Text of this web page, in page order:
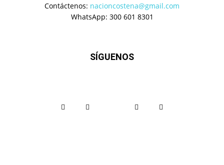
Contáctenos: nacioncostena@gmail.com
WhatsApp: 300 601 8301
SÍGUENOS